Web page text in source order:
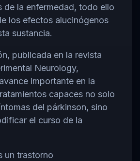
de la enfermedad, todo ello
los efectos alucinógenos
sustancia.
publicada en la revista
Neurology,
importante en la
capaces no solo
del párkinson, sino
el curso de la
un trastorno